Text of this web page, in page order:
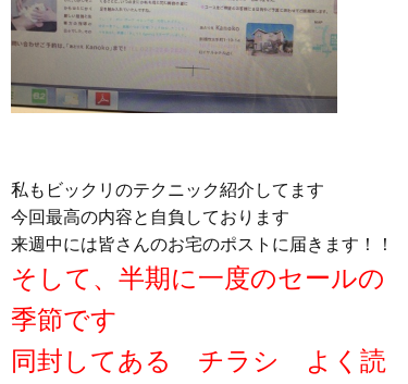
私もビックリのテクニック紹介してます
今回最高の内容と自負しております
来週中には皆さんのお宅のポストに届きます！！
そして、半期に一度のセールの
季節です
同封してある チラシ よく読